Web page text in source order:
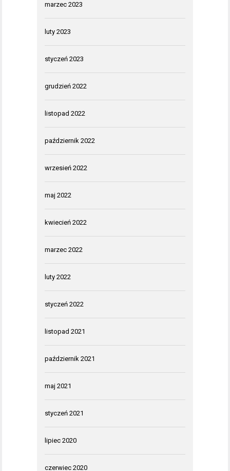
marzec 2023
luty 2023
styczeń 2023
grudzień 2022
listopad 2022
październik 2022
wrzesień 2022
maj 2022
kwiecień 2022
marzec 2022
luty 2022
styczeń 2022
listopad 2021
październik 2021
maj 2021
styczeń 2021
lipiec 2020
czerwiec 2020